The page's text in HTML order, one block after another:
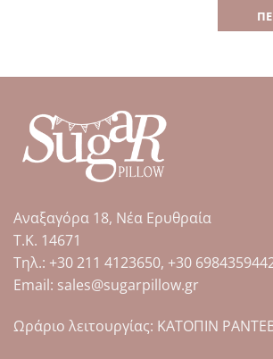
πολλαπλές
Οι
επιλογές
μπορούν
να
στη
σελίδα
προϊόντος
Αναξαγόρα 18, Νέα Ερυθραία
Τ.Κ. 14671
Tηλ.: +30 211 4123650, +30
Email: sales@sugarpillow.gr
Ωράριο λειτουργίας: ΚΑΤΟΠΙΝ